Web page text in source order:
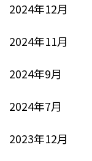
2024年12月
2024年11月
2024年9月
2024年7月
2023年12月